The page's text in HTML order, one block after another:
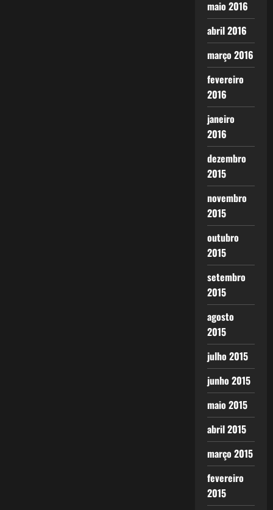
maio 2016
abril 2016
março 2016
fevereiro
2016
janeiro
2016
dezembro
2015
novembro
2015
outubro
2015
setembro
2015
agosto
2015
julho 2015
junho 2015
maio 2015
abril 2015
março 2015
fevereiro
2015